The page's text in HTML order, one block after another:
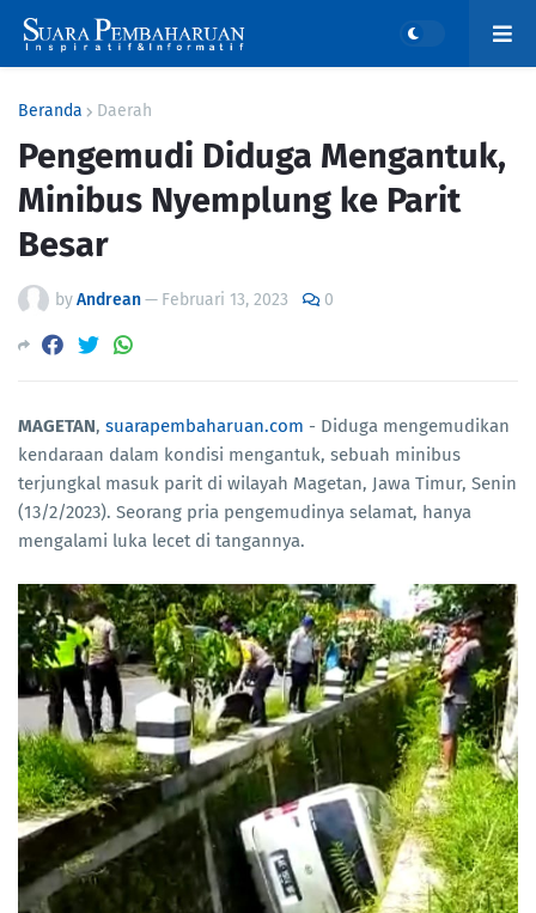
Beranda Daerah
Pengemudi Diduga Mengantuk,
Minibus Nyemplung ke Parit
Besar
byAndrean— Februari 13, 2023 0
MAGETAN, suarapembaharuan.com - Diduga mengemudikan
kendaraan dalam kondisi mengantuk, sebuah minibus
terjungkal masuk parit di wilayah Magetan, Jawa Timur, Senin
(13/2/2023). Seorang pria pengemudinya selamat, hanya
mengalami luka lecet di tangannya.